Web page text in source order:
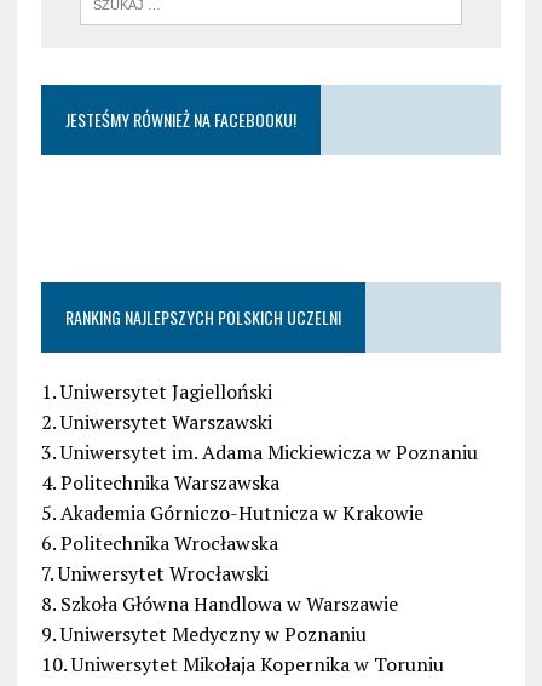
JESTEŚMY RÓWNIEŻ NA FACEBOOKU!
RANKING NAJLEPSZYCH POLSKICH UCZELNI
1. Uniwersytet Jagielloński
2. Uniwersytet Warszawski
3. Uniwersytet im. Adama Mickiewicza w Poznaniu
4. Politechnika Warszawska
5. Akademia Górniczo-Hutnicza w Krakowie
6. Politechnika Wrocławska
7. Uniwersytet Wrocławski
8. Szkoła Główna Handlowa w Warszawie
9. Uniwersytet Medyczny w Poznaniu
10. Uniwersytet Mikołaja Kopernika w Toruniu